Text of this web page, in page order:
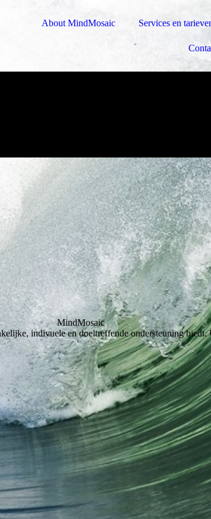
About MindMosaic Services en
MindMosaic
indivuele en doeltreffende ondersteuning